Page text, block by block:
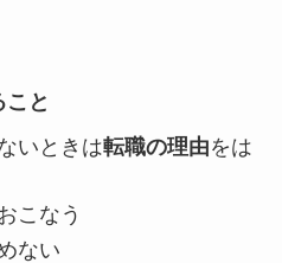
と
いときは転職の理由をは
こなう
ない